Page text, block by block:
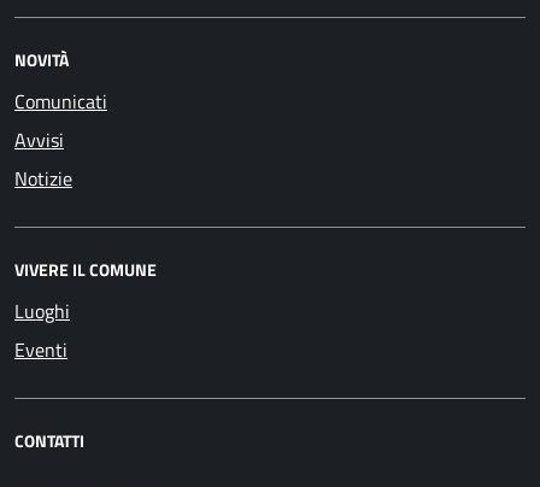
NOVITÀ
Comunicati
Avvisi
Notizie
VIVERE IL COMUNE
Luoghi
Eventi
CONTATTI